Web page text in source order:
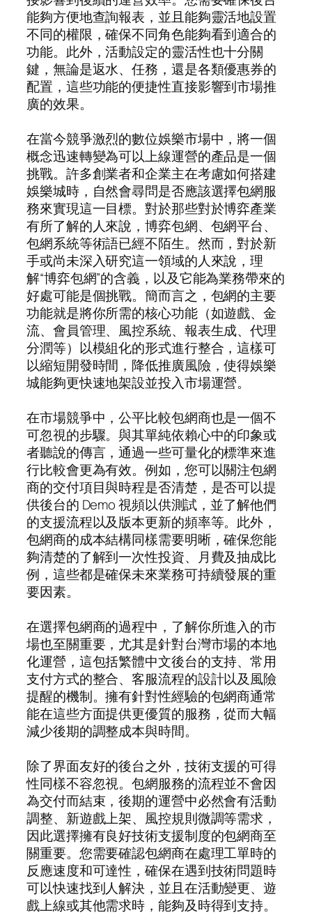
能夠方便地查詢報表，並且能夠靈活地設置
不同的權限，確保不同角色能夠看到適合的
功能。此外，活動設定的靈活性也十分關
鍵，無論是返水、任務，還是各類優惠券的
配置，這些功能的便捷性直接影響到市場推
廣的效果。
在當今競爭激烈的數位娛樂市場中，將一個
概念迅速轉變為可以上線運營的產品是一個
挑戰。許多創業者和企業主在考慮如何搭建
娛樂城時，自然會尋問是否應該選擇包網服
務來實現這一目標。對於那些對於博弈產業
有所了解的人來說，博弈包網、包網平台、
包網系統等術語已經不陌生。然而，對於新
手或尚未深入研究這一領域的人來說，理
解“博弈包網”的含義，以及它能為業務帶來的
好處可能是個挑戰。簡而言之，包網的主要
功能就是將你所需的核心功能（如遊戲、金
流、會員管理、風控系統、報表生成、代理
分潤等）以模組化的形式進行整合，這樣可
以縮短開發時間，降低推廣風險，使得娛樂
城能夠更快速地架設並投入市場運營。
在市場競爭中，公平比較包網商也是一個不
可忽視的步驟。與其單純依賴心中的印象或
者聽說的傳言，通過一些可量化的標準來進
行比較會更為有效。例如，您可以關注包網
商的交付項目與時程是否清楚，是否可以提
供後台的 Demo 視頻以供測試，並了解他們
的支援流程以及版本更新的頻率等。此外，
包網商的成本結構同樣需要明晰，確保您能
夠清楚的了解到一次性投資、月費及抽成比
例，這些都是確保未來業務可持續發展的重
要因素。
在選擇包網商的過程中，了解你所進入的市
場也至關重要，尤其是針對台灣市場的本地
化運營，這包括繁體中文後台的支持、常用
支付方式的整合、客服流程的設計以及風險
提醒的機制。擁有針對性經驗的包網商通常
能在這些方面提供更優質的服務，從而大幅
減少後期的調整成本與時間。
除了界面友好的後台之外，技術支援的可得
性同樣不容忽視。包網服務的流程並不會因
為交付而結束，後期的運營中必然會有活動
調整、新遊戲上架、風控規則微調等需求，
因此選擇擁有良好技術支援制度的包網商至
關重要。您需要確認包網商在處理工單時的
反應速度和可達性，確保在遇到技術問題時
可以快速找到人解決，並且在活動變更、遊
戲上線或其他需求時，能夠及時得到支持。